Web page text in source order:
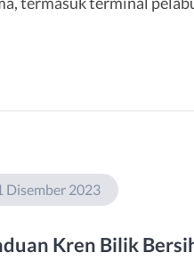
Disember 2023
Kren Bilik